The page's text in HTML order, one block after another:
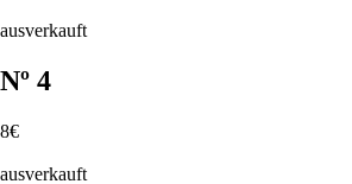
ausverkauft
Nº 4
8€
ausverkauft